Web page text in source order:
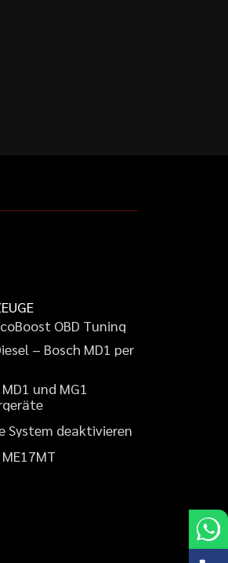
coBoost OBD Tuning
iesel – Bosch MD1 per
MD1 und MG1
geräte
System deaktivieren
ME17MT